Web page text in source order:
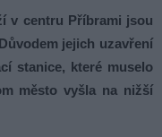
v centru Příbrami jsou
jejich uzavření
stanice, které muselo
město vyšla na nižší